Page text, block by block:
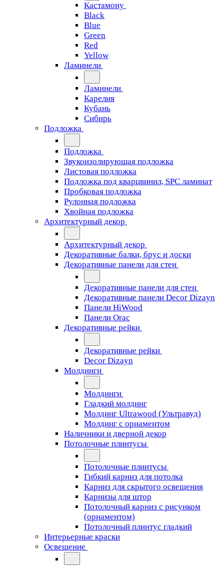
Кастамону
Black
Blue
Green
Red
Yellow
Ламинели
Ламинели
Карелия
Кубань
Сибирь
Подложка
Подложка
Звукоизолирующая подложка
Листовая подложка
Подложка под кварцвинил, SPC ламинат
Пробковая подложка
Рулонная подложка
Хвойная подложка
Архитектурный декор
Архитектурный декор
Декоративные балки, брус и доски
Декоративные панели для стен
Декоративные панели для стен
Декоративные панели Decor Dizayn
Панели HiWood
Панели Orac
Декоративные рейки
Декоративные рейки
Decor Dizayn
Молдинги
Молдинги
Гладкий молдинг
Молдинг Ultrawood (Ультравуд)
Молдинг с орнаментом
Наличники и дверной декор
Потолочные плинтусы
Потолочные плинтусы
Гибкий карниз для потолка
Карниз для скрытого освещения
Карнизы для штор
Потолочный карниз с рисунком
(орнаментом)
Потолочный плинтус гладкий
Интерьерные краски
Освещение